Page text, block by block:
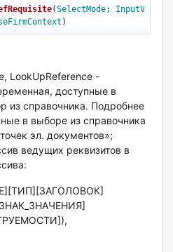
(SelectMode; InputValue
)
LookUpReference -
доступные в
из справочника. Подробнее
в выборе из справочника
эл. документов»;
ведущих реквизитов в